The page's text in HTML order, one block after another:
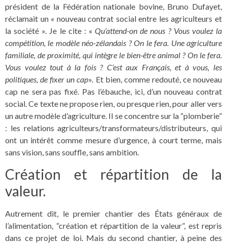
président de la Fédération nationale bovine, Bruno Dufayet,
réclamait un « nouveau contrat social entre les agriculteurs et
la société ». Je le cite : «Qu’attend-on de nous ? Vous voulez la
compétition, le modèle néo-zélandais ? On le fera. Une agriculture
familiale, de proximité, qui intègre le bien-être animal ? On le fera.
Vous voulez tout à la fois ? C’est aux Français, et à vous, les
politiques, de fixer un cap». Et bien, comme redouté, ce nouveau
cap ne sera pas fixé. Pas l’ébauche, ici, d’un nouveau contrat
social. Ce texte ne propose rien, ou presque rien, pour aller vers
un autre modèle d’agriculture. Il se concentre sur la “plomberie”
: les relations agriculteurs/transformateurs/distributeurs, qui
ont un intérêt comme mesure d’urgence, à court terme, mais
sans vision, sans souffle, sans ambition.
Création et répartition de la
valeur.
Autrement dit, le premier chantier des États généraux de
l’alimentation, “création et répartition de la valeur”, est repris
dans ce projet de loi. Mais du second chantier, à peine des